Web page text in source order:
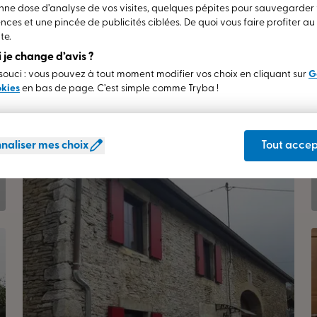
Porte de garage Sectionnelle Horizontale
dose d’analyse de vos visites, quelques pépites pour sauvegarder
et une pincée de publicités ciblées. De quoi vous faire profiter au
je change d’avis ?
: vous pouvez à tout moment modifier vos choix en cliquant sur
en bas de page. C’est simple comme Tryba !
mes choix Tout